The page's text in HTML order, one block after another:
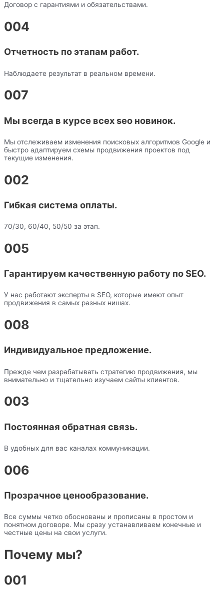
Договор с гарантиями и обязательствами.
004
Отчетность по этапам работ.
Наблюдаете результат в реальном времени.
007
Мы всегда в курсе всех seo новинок.
Мы отслеживаем изменения поисковых алгоритмов Google и
быстро адаптируем схемы продвижения проектов под
текущие изменения.
002
Гибкая система оплаты.
70/30, 60/40, 50/50 за этап.
005
Гарантируем качественную работу по SEO.
У нас работают эксперты в SEO, которые имеют опыт
продвижения в самых разных нишах.
008
Индивидуальное предложение.
Прежде чем разрабатывать стратегию продвижения, мы
внимательно и тщательно изучаем сайты клиентов.
003
Постоянная обратная связь.
В удобных для вас каналах коммуникации.
006
Прозрачное ценообразование.
Все суммы четко обоснованы и прописаны в простом и
понятном договоре. Мы сразу устанавливаем конечные и
честные цены на свои услуги.
Почему мы?
001